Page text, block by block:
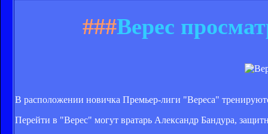
###Верес
В расположении новичка Премьер-лиги "Вереса"
Перейти в "Верес" могут вратарь Александр Бандура,